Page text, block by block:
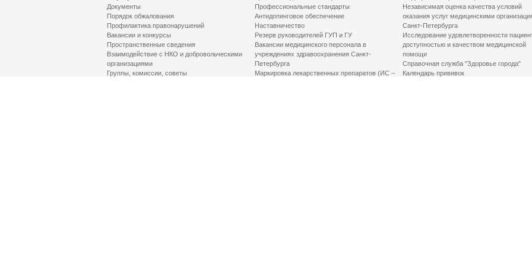
Документы
Порядок обжалования
Профилактика правонарушений
Вакансии и конкурсы
Пространственные сведения
Взаимодействие с НКО и добровольческими
организациями
Группы, комиссии, советы
Профессиональные стандарты
Антидопинговое обеспечение
Наставничество
Резерв руководителей ГУП и ГУ
Вакансии медицинского персонала в
учреждениях здравоохранения Санкт-
Петербурга
Маркировка лекарственных препаратов (ИС –
Независимая оценка качества условий
оказания услуг медицинскими
Санкт-Петербурга
Исследование удовлетворенности
доступностью и качеством медицинской
помощи
Справочная служба "Здоровье города"
Календарь прививок